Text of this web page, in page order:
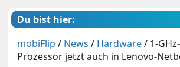
Du bist hier:
mobiFlip / News / Hardware/ 1-
Prozessor jetzt auch in Lenovo-